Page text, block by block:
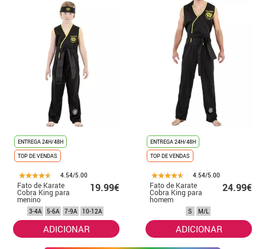
ENTREGA 24H/48H
TOP DE VENDAS
4.54/5.00
Fato de Karate
Cobra King para
menino
19.99€
3-4A 5-6A 7-9A 10-12A
ADICIONAR
ENTREGA 24H/48H
TOP DE VENDAS
4.54/5.00
Fato de Karate
Cobra King para
homem
24.99€
S M/L
ADICIONAR